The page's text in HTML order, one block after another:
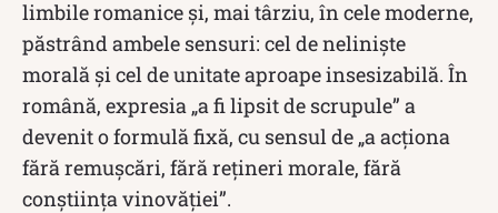
limbile romanice și, mai târziu, în cele moderne,
păstrând ambele sensuri: cel de neliniște
morală și cel de unitate aproape insesizabilă. În
română, expresia „a fi lipsit de scrupule” a
devenit o formulă fixă, cu sensul de „a acționa
fără remușcări, fără rețineri morale, fără
conștiința vinovăției”.